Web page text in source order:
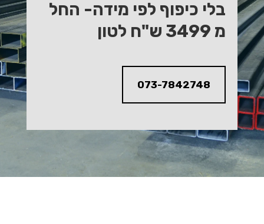
בלי כיפוף לפי מידה- החל
מ 3499 ש"ח לטון
073-7842748